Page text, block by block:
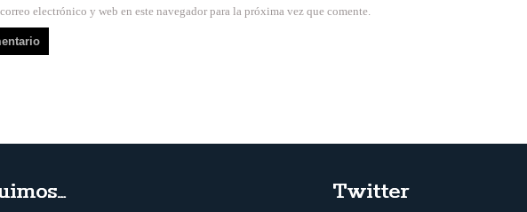
electrónico y web en este navegador para la próxima vez que comente.
Twitter